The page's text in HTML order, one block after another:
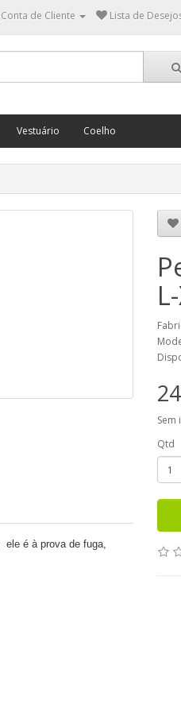
Conta de Cliente Lista de
Vestuário Coelho
ele é à prova de fuga,
Sem
Qtd